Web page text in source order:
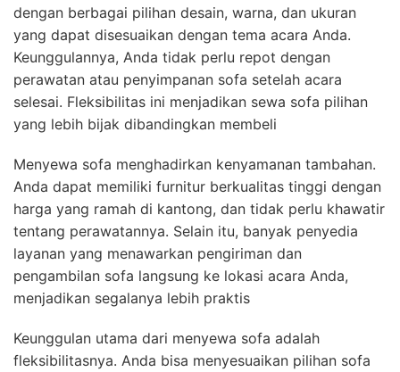
dengan berbagai pilihan desain, warna, dan ukuran
yang dapat disesuaikan dengan tema acara Anda.
Keunggulannya, Anda tidak perlu repot dengan
perawatan atau penyimpanan sofa setelah acara
selesai. Fleksibilitas ini menjadikan sewa sofa pilihan
yang lebih bijak dibandingkan membeli
Menyewa sofa menghadirkan kenyamanan tambahan.
Anda dapat memiliki furnitur berkualitas tinggi dengan
harga yang ramah di kantong, dan tidak perlu khawatir
tentang perawatannya. Selain itu, banyak penyedia
layanan yang menawarkan pengiriman dan
pengambilan sofa langsung ke lokasi acara Anda,
menjadikan segalanya lebih praktis
Keunggulan utama dari menyewa sofa adalah
fleksibilitasnya. Anda bisa menyesuaikan pilihan sofa